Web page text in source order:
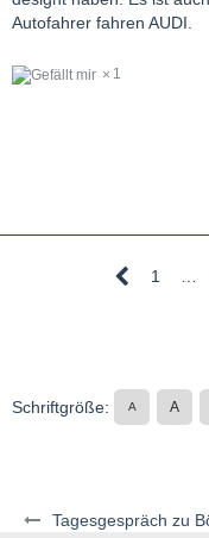
Tagesgespräch zu
Autofahrer fahren AUDI.
1
1
Schriftgröße: A A